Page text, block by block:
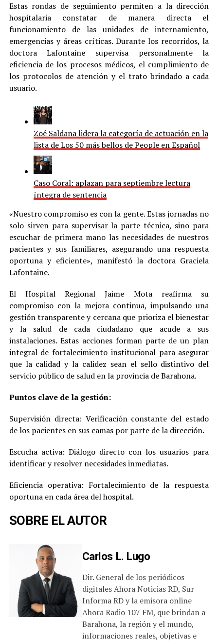
Estas rondas de seguimiento permiten a la dirección
hospitalaria constatar de manera directa el
funcionamiento de las unidades de internamiento,
emergencias y áreas críticas. Durante los recorridos, la
doctora Lafontaine supervisa personalmente la
eficiencia de los procesos médicos, el cumplimiento de
los protocolos de atención y el trato brindado a cada
usuario.
Zoé Saldaña lidera la categoría de actuación en la
lista de Los 50 más bellos de People en Español
Caso Coral: aplazan para septiembre lectura
íntegra de sentencia
«Nuestro compromiso es con la gente. Estas jornadas no
solo sirven para supervisar la parte técnica, sino para
escuchar de primera mano las necesidades de nuestros
pacientes y sus familiares, asegurando una respuesta
oportuna y eficiente», manifestó la doctora Graciela
Lafontaine.
El Hospital Regional Jaime Mota reafirma su
compromiso con la mejora continua, impulsando una
gestión transparente y cercana que prioriza el bienestar
y la salud de cada ciudadano que acude a sus
instalaciones. Estas acciones forman parte de un plan
integral de fortalecimiento institucional para asegurar
que la calidad y la calidez sean el sello distintivo del
servicio público de salud en la provincia de Barahona.
Puntos clave de la gestión:
Supervisión directa: Verificación constante del estado
de los pacientes en sus camas por parte de la dirección.
Escucha activa: Diálogo directo con los usuarios para
identificar y resolver necesidades inmediatas.
Eficiencia operativa: Fortalecimiento de la respuesta
oportuna en cada área del hospital.
SOBRE EL AUTOR
Carlos L. Lugo
Dir. General de los periódicos
digitales Ahora Noticias RD, Sur
Informa RD y la emisora online
Ahora Radio 107 FM, que brindan a
Barahona, la región y el mundo,
informaciones reales, objetivas e